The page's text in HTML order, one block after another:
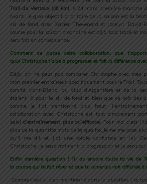
Trail du Ventoux (46 km) le 24 mars, première manche
avant, le gros objectif prioritaire de la saison est la
ski de fond avec Xavier Thevenard et Jocelyn David-
course pour la saison prochaine est déjà tout tracé et
sera fait en conséquence.
Comment se passe cette collaboration, que
quoi Christophe t’aide à progresser et fait la différence
Déjà, on ne peut pas comparer Christophe avec mes
mon premier entraîneur spécifiquement pour le Trail.
comité Mont-Blanc, du club d’Argentière et de la
étaient là pour le ski de fond et bien que ce soit des
comme je l’ai mentionné plus haut,
collaboration avec Christophe est tout simplement
suivi d’entraînement plus qu’efficace. Pour moi c’est
plus de la quantité mais de la qualité. Je ne me pose
qu’il me dit et j’ai une totale confiance en lui.
Christophe, je sens vraiment la progression et je sens
Enfin dernière question ! Tu as encore toute ta vie de
la course qui te fait rêver et que tu aimerais voir affichée à
Comme c’est si bien mentionné dans la question, j’ai